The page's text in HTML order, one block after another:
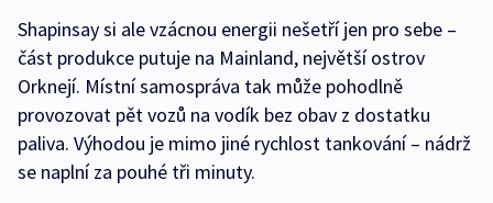
Shapinsay si ale vzácnou energii nešetří jen pro sebe –
část produkce putuje na Mainland, největší ostrov
Orknejí. Místní samospráva tak může pohodlně
provozovat pět vozů na vodík bez obav z dostatku
paliva. Výhodou je mimo jiné rychlost tankování – nádrž
se naplní za pouhé tři minuty.